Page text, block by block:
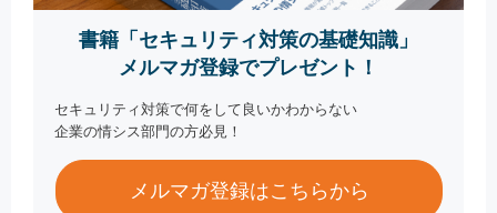
書籍「セキュリティ対策の基礎知識」
メルマガ登録でプレゼント！
セキュリティ対策で何をして良いかわからない
企業の情シス部門の方必見！
メルマガ登録はこちらから